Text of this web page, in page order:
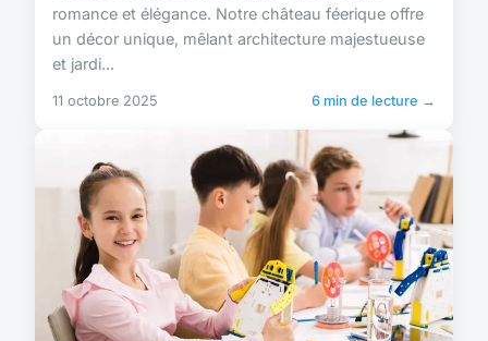
romance et élégance. Notre château féerique offre
un décor unique, mêlant architecture majestueuse
et jardi...
11 octobre 2025 6 min de lecture →